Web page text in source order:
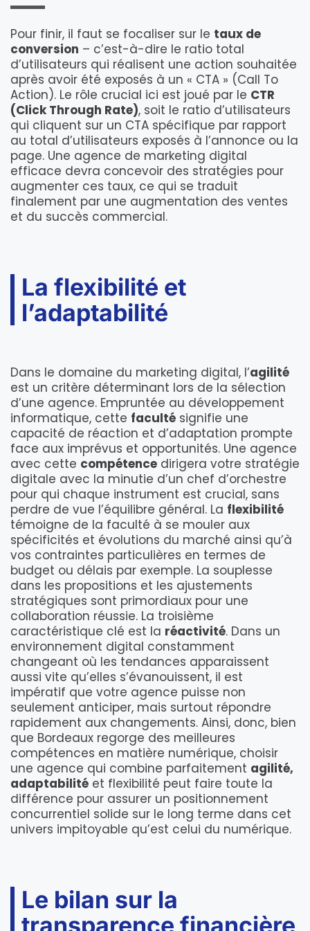
Pour finir, il faut se focaliser sur le taux de
conversion – c’est-à-dire le ratio total
d’utilisateurs qui réalisent une action souhaitée
après avoir été exposés à un « CTA » (Call To
Action). Le rôle crucial ici est joué par le CTR
(Click Through Rate), soit le ratio d’utilisateurs
qui cliquent sur un CTA spécifique par rapport
au total d’utilisateurs exposés à l’annonce ou la
page. Une agence de marketing digital
efficace devra concevoir des stratégies pour
augmenter ces taux, ce qui se traduit
finalement par une augmentation des ventes
et du succès commercial.
La flexibilité et
l’adaptabilité
Dans le domaine du marketing digital, l’agilité
est un critère déterminant lors de la sélection
d’une agence. Empruntée au développement
informatique, cette faculté signifie une
capacité de réaction et d’adaptation prompte
face aux imprévus et opportunités. Une agence
avec cette compétence dirigera votre stratégie
digitale avec la minutie d’un chef d’orchestre
pour qui chaque instrument est crucial, sans
perdre de vue l’équilibre général. La flexibilité
témoigne de la faculté à se mouler aux
spécificités et évolutions du marché ainsi qu’à
vos contraintes particulières en termes de
budget ou délais par exemple. La souplesse
dans les propositions et les ajustements
stratégiques sont primordiaux pour une
collaboration réussie. La troisième
caractéristique clé est la réactivité. Dans un
environnement digital constamment
changeant où les tendances apparaissent
aussi vite qu’elles s’évanouissent, il est
impératif que votre agence puisse non
seulement anticiper, mais surtout répondre
rapidement aux changements. Ainsi, donc, bien
que Bordeaux regorge des meilleures
compétences en matière numérique, choisir
une agence qui combine parfaitement agilité,
adaptabilité et flexibilité peut faire toute la
différence pour assurer un positionnement
concurrentiel solide sur le long terme dans cet
univers impitoyable qu’est celui du numérique.
Le bilan sur la
transparence financière